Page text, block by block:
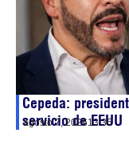
Cepeda:
servicio de EEUU
agosto 7, 202613:35